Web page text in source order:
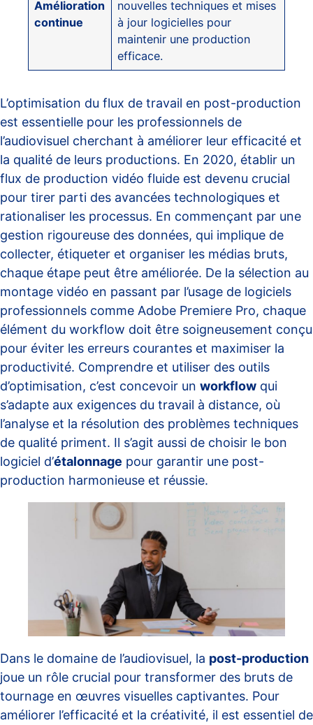
Amélioration
continue
nouvelles techniques et mises
à jour logicielles pour
maintenir une production
efficace.
L’optimisation du flux de travail en post-production
est essentielle pour les professionnels de
l’audiovisuel cherchant à améliorer leur efficacité et
la qualité de leurs productions. En 2020, établir un
flux de production vidéo fluide est devenu crucial
pour tirer parti des avancées technologiques et
rationaliser les processus. En commençant par une
gestion rigoureuse des données, qui implique de
collecter, étiqueter et organiser les médias bruts,
chaque étape peut être améliorée. De la sélection au
montage vidéo en passant par l’usage de logiciels
professionnels comme Adobe Premiere Pro, chaque
élément du workflow doit être soigneusement conçu
pour éviter les erreurs courantes et maximiser la
productivité. Comprendre et utiliser des outils
d’optimisation, c’est concevoir un workflow qui
s’adapte aux exigences du travail à distance, où
l’analyse et la résolution des problèmes techniques
de qualité priment. Il s’agit aussi de choisir le bon
logiciel d’étalonnage pour garantir une post-
production harmonieuse et réussie.
Dans le domaine de l’audiovisuel, la post-production
joue un rôle crucial pour transformer des bruts de
tournage en œuvres visuelles captivantes. Pour
améliorer l’efficacité et la créativité, il est essentiel de